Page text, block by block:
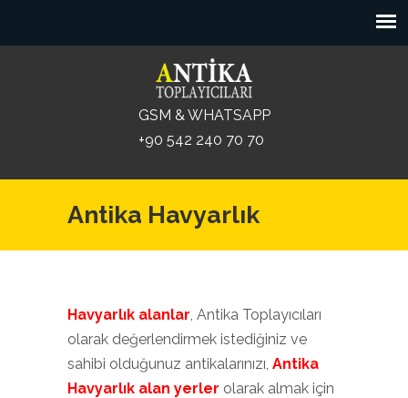
GSM & WHATSAPP
+90 542 240 70 70
Antika Havyarlık
Havyarlık alanlar, Antika Toplayıcıları
olarak değerlendirmek istediğiniz ve
sahibi olduğunuz antikalarınızı, Antika
Havyarlık alan yerler olarak almak için